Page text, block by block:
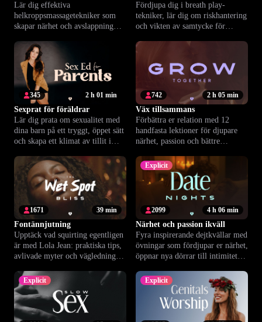
Lär dig effektiva
helkroppsmassagetekniker som
skapar närhet och avslappning
nybörjare.
Fördjupa dig i breath play-
tekniker, lär dig om riskhantering
och vikten av samtycke för
2 h 01 min
345
Sexprat för föräldrar
Lär dig prata om sexualitet med
dina barn på ett tryggt, öppet sätt
och skapa ett klimat av tillit i
2 h 05 min
742
Väx tillsammans
Förbättra er relation med 12
handfasta lektioner för djupare
närhet, passion och bättre
39 min
1671
Fontännjutning
Upptäck vad squirting egentligen
är med Lola Jean: praktiska tips,
avlivade myter och vägledning
Explicit
4 h 06 min
2099
Närhet och passion ikväll
Fyra inspirerande dejtkvällar med
övningar som fördjupar er närhet,
öppnar nya dörrar till intimitet
Explicit Explicit